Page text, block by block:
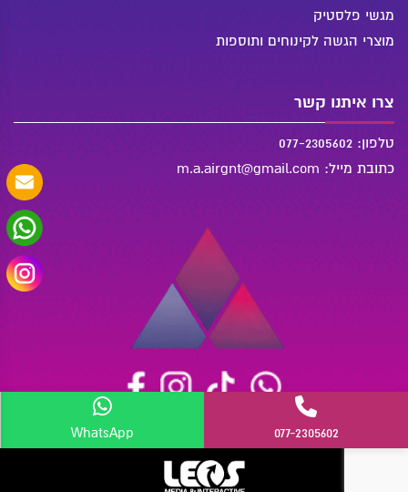
מגשי פלסטיק
מוצרי הגשה לקינוחים ותוספות
צרו איתנו קשר
טלפון: 077-2305602
כתובת מייל: m.a.airgnt@gmail.com
077-2305602
WhatsApp